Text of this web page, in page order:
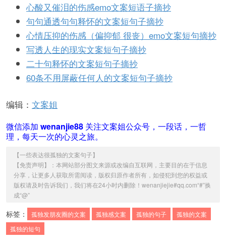
心酸又催泪的伤感emo文案短语子摘抄
句句通透句句释怀的文案短句子摘抄
心情压抑的伤感（偏抑郁 很丧）emo文案短句摘抄
写透人生的现实文案短句子摘抄
二十句释怀的文案短句子摘抄
60条不用屏蔽任何人的文案短句子摘抄
编辑： 文案姐
微信添加 wenanjie88 关注文案姐公众号，一段话，一哲
理，每天一次的心灵之旅。
【一些表达很孤独的文案句子】
【免责声明】：本网站部分图文来源或改编自互联网，主要目的在于信息
分享，让更多人获取所需阅读，版权归原作者所有，如侵犯到您的权益或
版权请及时告诉我们，我们将在24小时内删除！wenanjiejie#qq.com“#”换
成“@”
标签： 孤独发朋友圈的文案 孤独感文案 孤独的句子
孤独的文案
孤独的短句